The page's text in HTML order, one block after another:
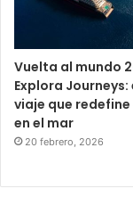
Vuelta al mundo
Explora Journeys:
viaje que redefine
en el mar
20 febrero, 2026